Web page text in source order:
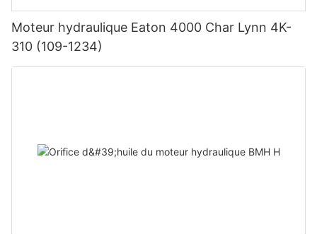
Moteur hydraulique Eaton 4000 Char Lynn 4K-
310 (109-1234)